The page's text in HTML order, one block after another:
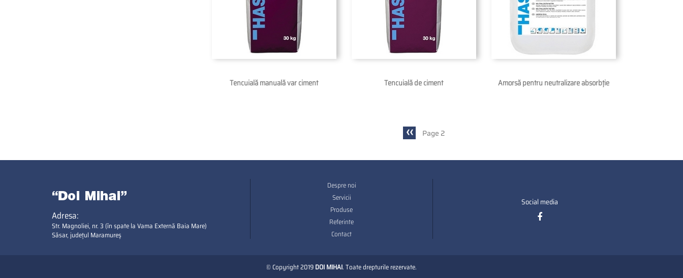
Tencuială manuală var ciment Tencuială de ciment Amorsă pentru neutralizare absorbție
Previous
page
‹‹ Page 2
Adresa:
Str. Magnoliei, nr. 3 (în spate la Vama Externă Baia Mare)
Săsar, județul Maramureș
Despre noi
Servicii
Produse
Referinte
Contact
Social media
© Copyright 2019DOI MIHAI. Toate drepturile rezervate.